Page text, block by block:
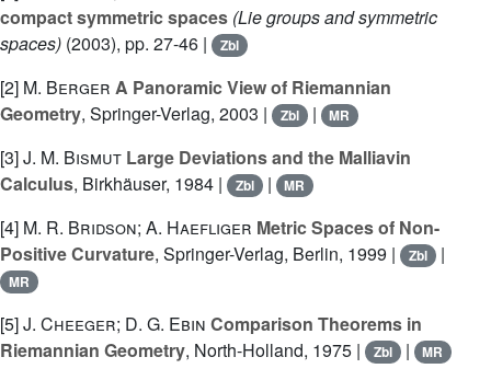
compact symmetric spaces (Lie groups and symmetric
spaces) (2003), pp. 27-46 | Zbl
[2] M. Berger A Panoramic View of Riemannian
Geometry, Springer-Verlag, 2003 | Zbl | MR
[3]J. M. Bismut Large Deviations and the Malliavin
Calculus, Birkhäuser, 1984 | Zbl | MR
[4] M. R. Bridson; A. Haefliger Metric Spaces of Non-
Positive Curvature, Springer-Verlag, Berlin, 1999 | Zbl |
MR
[5]J. Cheeger; D. G. Ebin Comparison Theorems in
Riemannian Geometry, North-Holland, 1975 | Zbl | MR